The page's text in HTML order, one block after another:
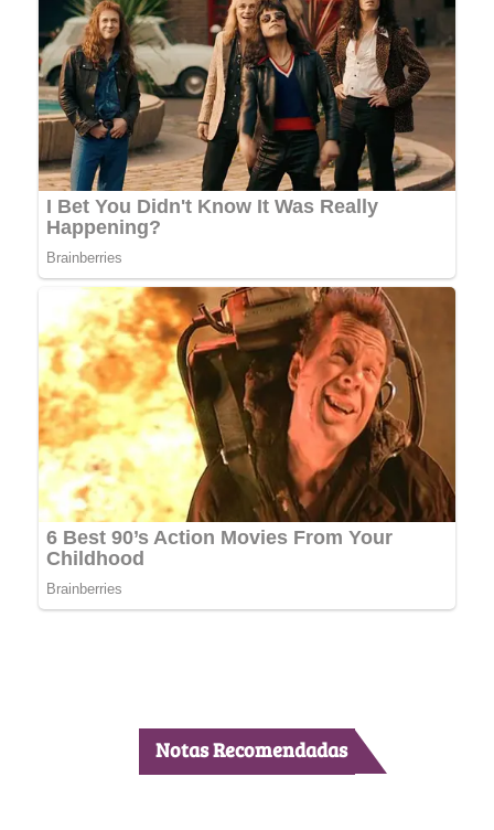
Notas Recomendadas